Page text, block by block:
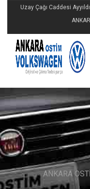
Uzay Çağı Caddesi
ANKARA